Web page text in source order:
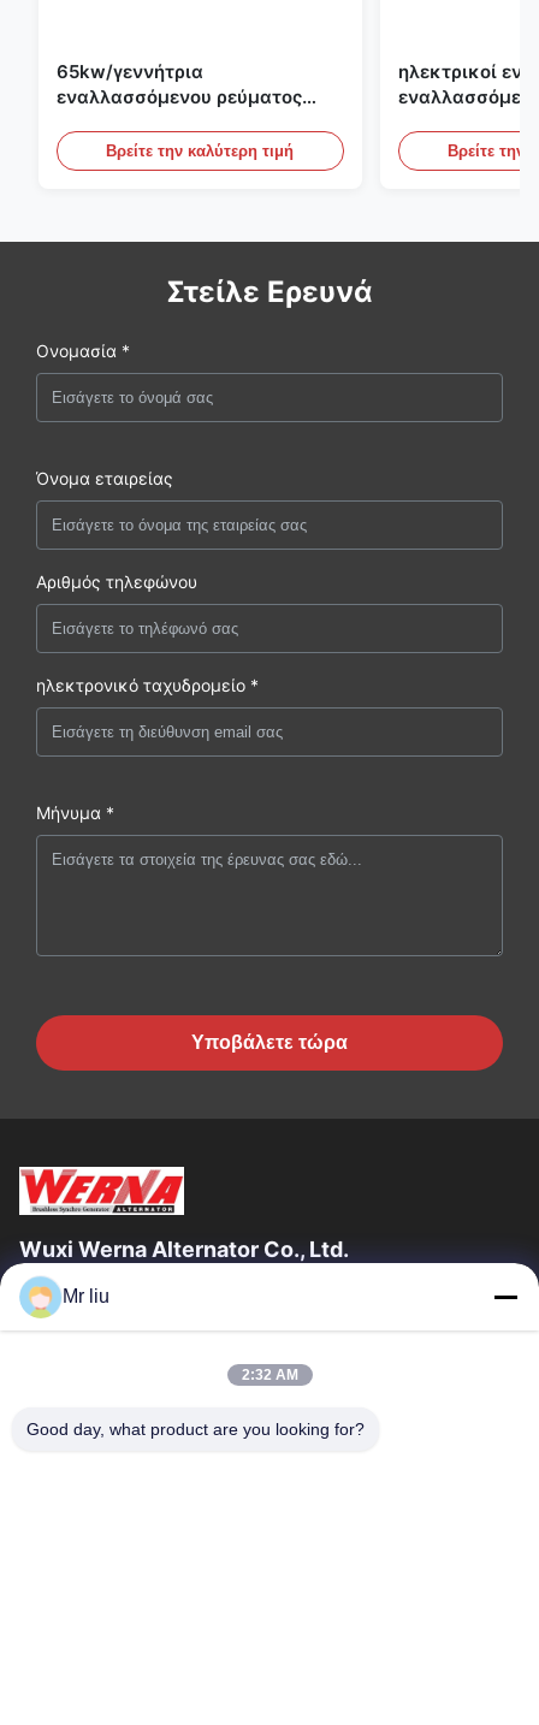
65kw/γεννήτρια
εναλλασσόμενου ρεύματος
για το σύνολο γεννητριών της
Βρείτε την καλύτερη τιμή
ηλεκτρικοί
σύνολο
Cummins
Βρείτε την
Στείλε Ερευνά
Ονομασία *
Όνομα εταιρείας
Αριθμός τηλεφώνου
ηλεκτρονικό ταχυδρομείο *
Μήνυμα *
Υποβάλετε τώρα
Wuxi Werna Alternator Co., Ltd.
Γρήγοροι Σύνδεσμοι
Σχετικά Με Εμάς
Επισκέψεις Στο Εργοστάσιο
Έλεγχος Ποιότητας
Mr liu
2:32 AM
Good day, what product are you looking for?